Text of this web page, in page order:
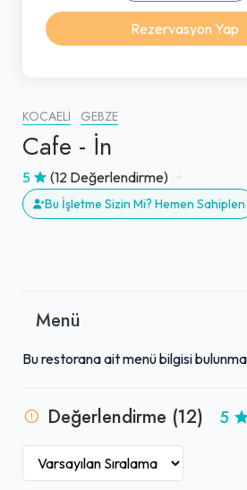
KOCAELI GEBZE
Cafe - İn
5 (12 Değerlendirme)
Bu İşletme Sizin Mi? Hemen Sahiplen
Menü
Bu restorana ait menü bilgisi
Değerlendirme (12) 5
Rezervasyon Yap